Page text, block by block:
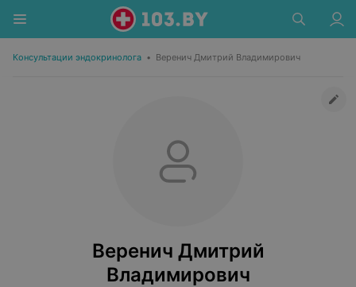
Консультации эндокринолога • Веренич Дмитрий Владимирович
Веренич Дмитрий
Владимирович